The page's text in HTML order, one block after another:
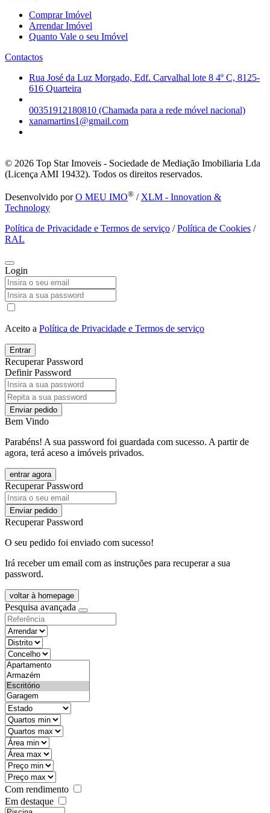
Comprar Imóvel
Arrendar Imóvel
Quanto Vale o seu Imóvel
Contactos
Rua José da Luz Morgado, Edf. Carvalhal lote 8 4º C, 8125-
616 Quarteira
00351912180810 (Chamada para a rede móvel nacional)
xanamartins1@gmail.com
© 2026 Top Star Imoveis - Sociedade de Mediação Imobiliaria Lda
(Licença AMI 19432). Todos os direitos reservados.
Desenvolvido porO MEU IMO® / XLM - Innovation &
Technology
Política de Privacidade e Termos de serviço /Política de Cookies /
RAL
Login
Aceito a Política de Privacidade e Termos de serviço
Entrar
Recuperar Password
Definir Password
Enviar pedido
Bem Vindo
Parabéns! A sua password foi guardada com sucesso. A partir de
agora, terá aceso a imóveis privados.
entrar agora
Recuperar Password
Enviar pedido
Recuperar Password
O seu pedido foi enviado com sucesso!
Irá receber um email com as instruções para recuperar a sua
password.
voltar à homepage
Pesquisa avançada
objective
districtId
countyId
types
state
mintypo
maxtypo
minarea
maxarea
minprice
maxprice
Com rendimento
Em destaque